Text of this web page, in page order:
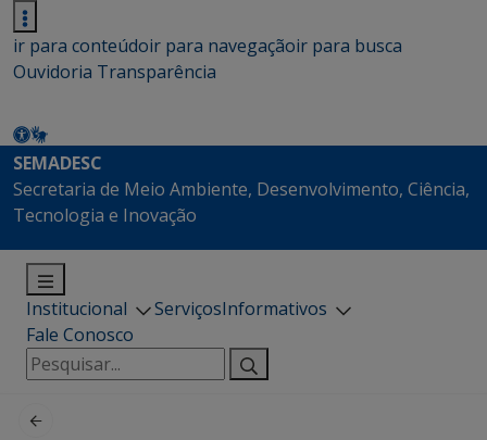
ir para conteúdoir para navegaçãoir para busca
Ouvidoria Transparência
SEMADESC
Secretaria de Meio Ambiente, Desenvolvimento, Ciência,
Tecnologia e Inovação
Institucional ServiçosInformativos
Fale Conosco
Pesquisar
por: